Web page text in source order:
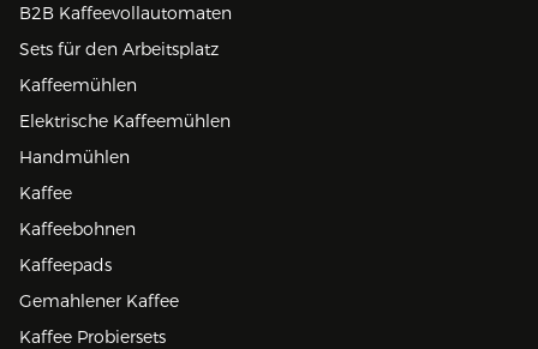
B2B Kaffeevollautomaten
Sets für den Arbeitsplatz
Kaffeemühlen
Elektrische Kaffeemühlen
Handmühlen
Kaffee
Kaffeebohnen
Kaffeepads
Gemahlener Kaffee
Kaffee Probiersets